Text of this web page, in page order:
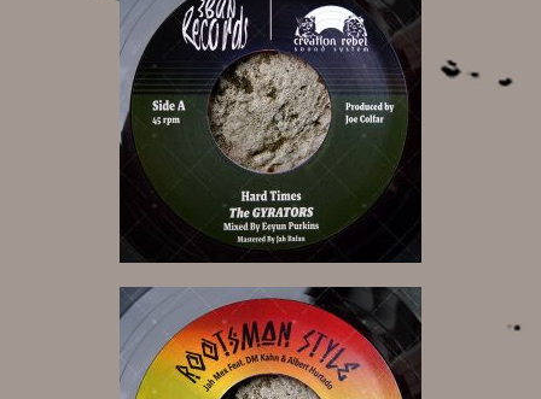
14,00 €